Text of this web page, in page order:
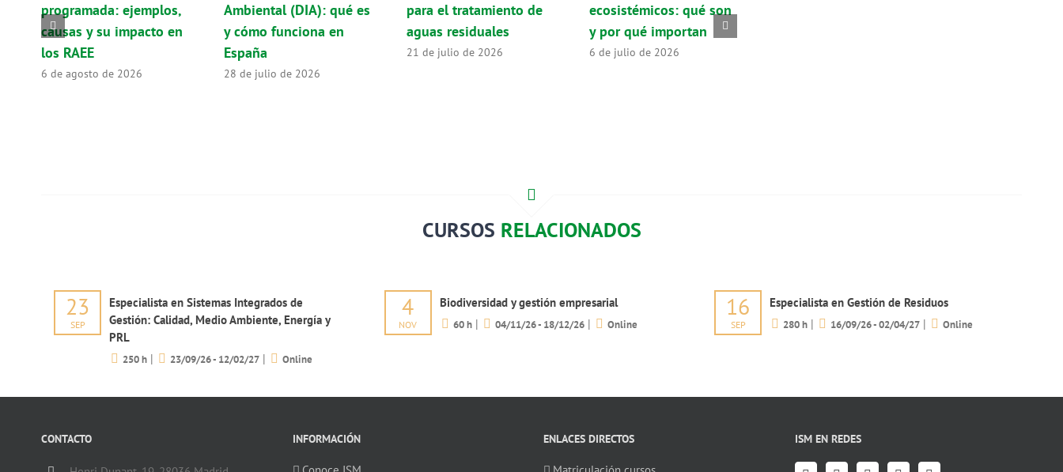
programada: ejemplos,
causas y su impacto en
los RAEE
6 de agosto de 2026
Ambiental (DIA): qué es
y cómo funciona en
España
28 de julio de 2026
para el tratamiento de
aguas residuales
21 de julio de 2026
ecosistémicos: qué son
y por qué importan
6 de julio de 2026
CURSOS RELACIONADOS
23
SEP
Especialista en Sistemas Integrados de
Gestión: Calidad, Medio Ambiente, Energía y
PRL
250 h | 23/09/26 - 12/02/27 | Online
4
NOV
Biodiversidad y gestión empresarial
60 h| 04/11/26 - 18/12/26| Online
16
SEP
Especialista en Gestión de Residuos
280 h | 16/09/26 - 02/04/27 | Online
CONTACTO INFORMACIÓN ENLACES DIRECTOS ISM EN REDES